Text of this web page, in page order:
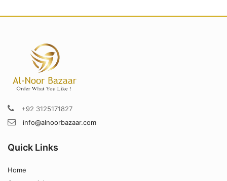
+92 3125171827
info@alnoorbazaar.com
Quick Links
Home